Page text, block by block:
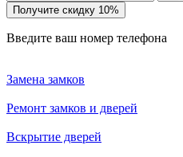
Получите скидку 10%
Введите ваш номер телефона
Замена замков
Ремонт замков и дверей
Вскрытие дверей